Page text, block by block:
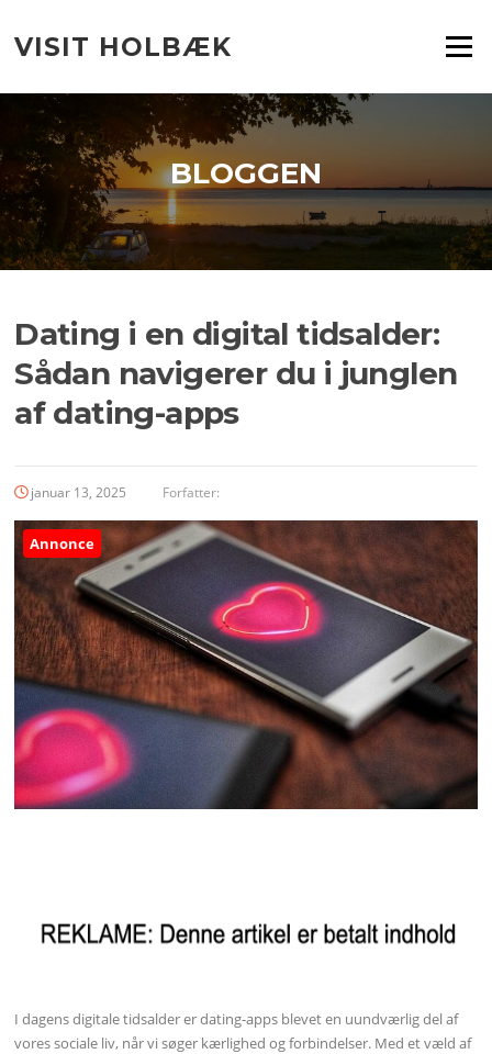
indhold
VISIT HOLBÆK Menu
BLOGGEN
Dating i en digital tidsalder:
Sådan navigerer du i junglen
af dating-apps
januar 13, 2025 Forfatter:
Annonce
I dagens digitale tidsalder er dating-apps blevet en uundværlig del af
vores sociale liv, når vi søger kærlighed og forbindelser. Med et væld af